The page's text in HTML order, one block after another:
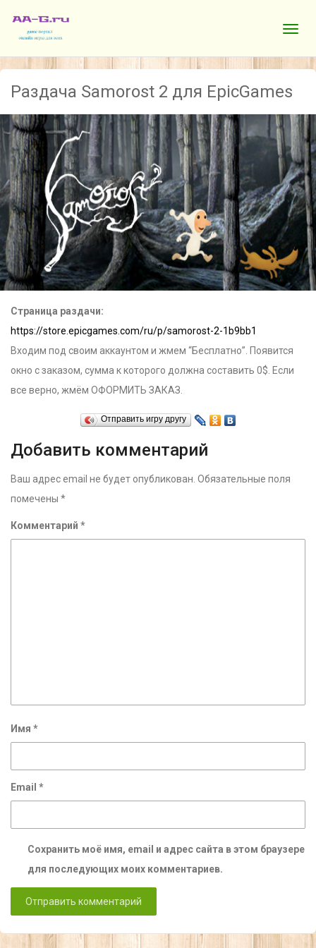
Раздача Samorost 2 для EpicGames
Страница раздачи:
https://store.epicgames.com/ru/p/samorost-2-1b9bb1
Входим под своим аккаунтом и жмем “Бесплатно”. Появится
окно с заказом, сумма к которого должна составить 0$. Если
все верно, жмём ОФОРМИТЬ ЗАКАЗ.
Отправить игру другу
Добавить комментарий
Ваш адрес email не будет опубликован. Обязательные поля
помечены *
Комментарий *
Имя *
Email *
Сохранить моё имя, email и адрес сайта в этом браузере
для последующих моих комментариев.